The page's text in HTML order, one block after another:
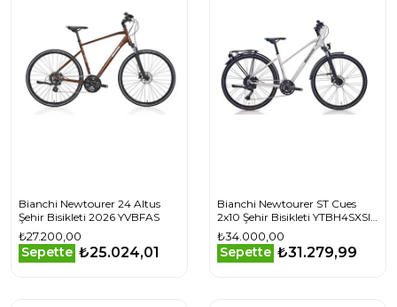
Bianchi Newtourer 24 Altus
Şehir Bisikleti 2026 YVBFAS
₺27.200,00
Sepette ₺25.024,01
Bianchi Newtourer ST Cues
2x10 Şehir Bisikleti YTBH4SXSIK
2026
₺34.000,00
Sepette ₺31.279,99